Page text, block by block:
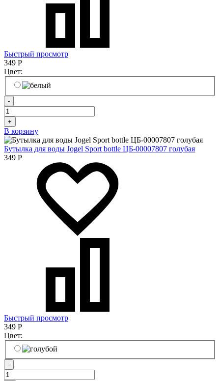
Быстрый просмотр
349 Р
Цвет:
-
+
В корзину
Бутылка для воды Jogel Sport bottle ЦБ-00007807 голубая
349 Р
Быстрый просмотр
349 Р
Цвет:
-